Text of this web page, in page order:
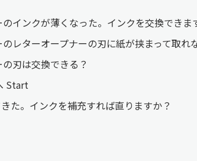
インクが薄くなった。インクを交換できま
レターオープナーの刃に紙が挟まって取れ
刃は交換できる？
Start
た。インクを補充すれば直りますか？